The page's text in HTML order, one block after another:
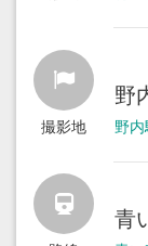
撮影地
野
野
青